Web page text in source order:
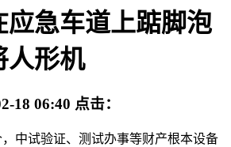
应急车道上踮脚泡
人形机
18 06:40 点击：
试验证、测试办事等财产根本设备